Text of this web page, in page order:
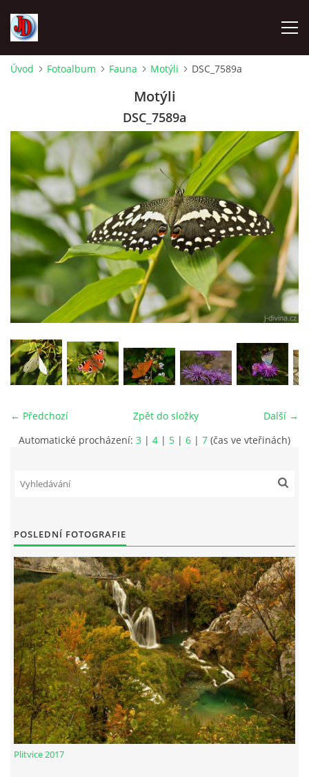
FOTOALBUM
Z CEST
NÁVŠTĚVNÍ KNIHA
OSTRAVICE SRAZY
vm24@atlas.cz
© 2026 eStránky.cz |Tisk| Aktualizováno: 4. 11. 2025 |Nahoru ↑
Úvod Fotoalbum Fauna Motýli DSC_7589a
Motýli
DSC_7589a
← Předchozí Další →
Zpět do složky
Automatické procházení: 3 | 4 | 5 | 6 | 7 (čas ve vteřinách)
POSLEDNÍ FOTOGRAFIE
Plitvice 2017